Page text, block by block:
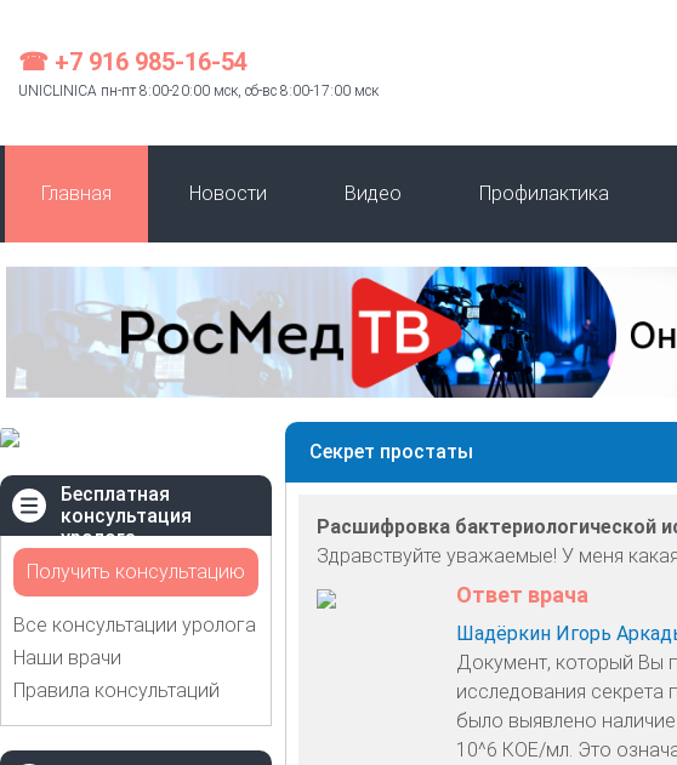
☎ +7 916 985-16-54
UNICLINICA пн-пт 8:00-20:00 мск, сб-вс 8:00-17:00 мск
Главная Новости Видео Профилактика
Бесплатная
консультация
уролога
Получить консультацию
Все консультации уролога
Наши врачи
Правила консультаций
Секрет простаты
Расшифровка бактериологической
Здравствуйте уважаемые! У меня
Ответ врача
Шадёркин Игорь
Документ, который Вы
исследования секрета
было выявлено
10^6 КОЕ/мл. Это